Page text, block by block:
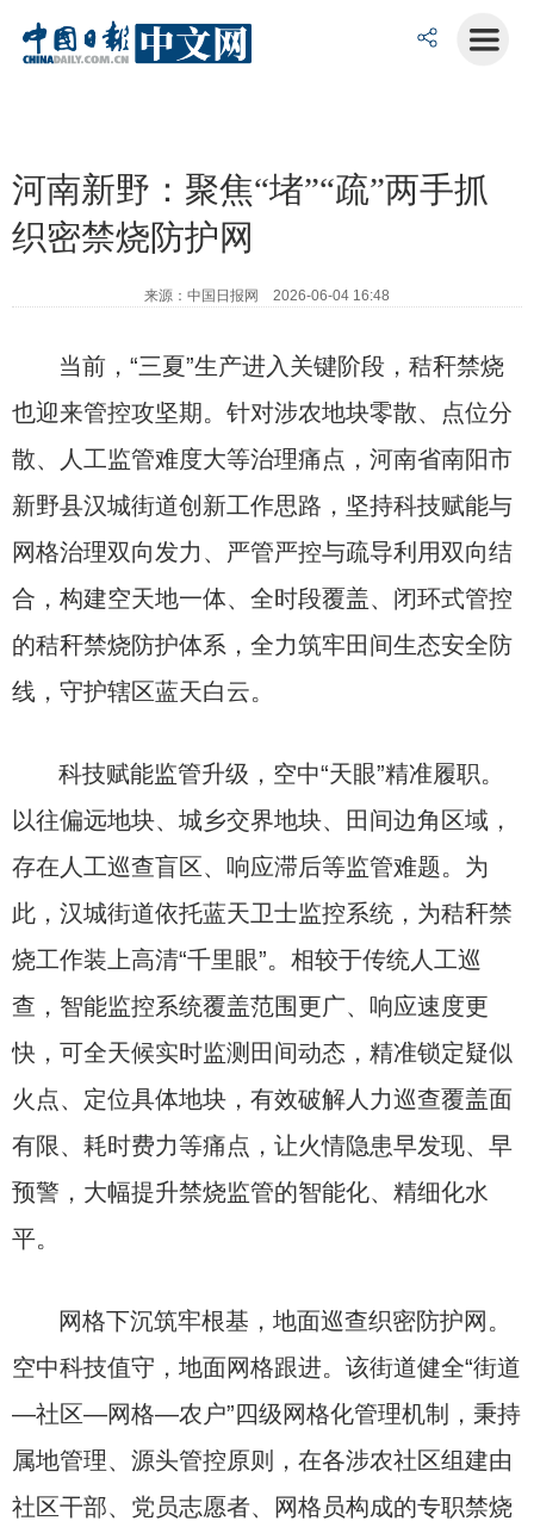
河南新野：聚焦“堵”“疏”两手抓
织密禁烧防护网
来源：中国日报网 2026-06-04 16:48
当前，“三夏”生产进入关键阶段，秸秆禁烧
也迎来管控攻坚期。针对涉农地块零散、点位分
散、人工监管难度大等治理痛点，河南省南阳市
新野县汉城街道创新工作思路，坚持科技赋能与
网格治理双向发力、严管严控与疏导利用双向结
合，构建空天地一体、全时段覆盖、闭环式管控
的秸秆禁烧防护体系，全力筑牢田间生态安全防
线，守护辖区蓝天白云。
科技赋能监管升级，空中“天眼”精准履职。
以往偏远地块、城乡交界地块、田间边角区域，
存在人工巡查盲区、响应滞后等监管难题。为
此，汉城街道依托蓝天卫士监控系统，为秸秆禁
烧工作装上高清“千里眼”。相较于传统人工巡
查，智能监控系统覆盖范围更广、响应速度更
快，可全天候实时监测田间动态，精准锁定疑似
火点、定位具体地块，有效破解人力巡查覆盖面
有限、耗时费力等痛点，让火情隐患早发现、早
预警，大幅提升禁烧监管的智能化、精细化水
平。
网格下沉筑牢根基，地面巡查织密防护网。
空中科技值守，地面网格跟进。该街道健全“街道
—社区—网格—农户”四级网格化管理机制，秉持
属地管理、源头管控原则，在各涉农社区组建由
社区干部、党员志愿者、网格员构成的专职禁烧